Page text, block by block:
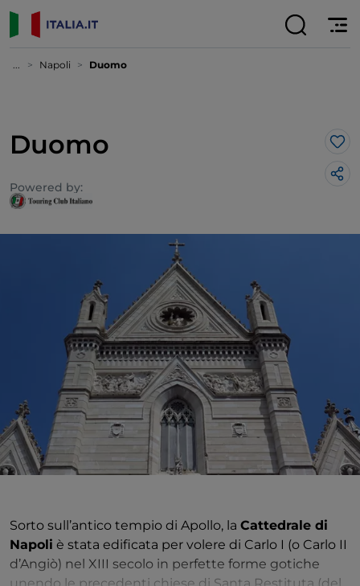
... Napoli Duomo
Duomo
Powered by:
Sorto sull’antico tempio di Apollo, la Cattedrale di
Napoli è stata edificata per volere di Carlo I (o Carlo II
d’Angiò) nel XIII secolo in perfette forme gotiche